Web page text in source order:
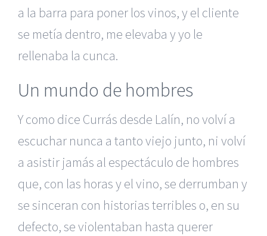
a la barra para poner los vinos, y el cliente
se metía dentro, me elevaba y yo le
rellenaba la cunca.
Un mundo de hombres
Y como dice Currás desde Lalín, no volví a
escuchar nunca a tanto viejo junto, ni volví
a asistir jamás al espectáculo de hombres
que, con las horas y el vino, se derrumban y
se sinceran con historias terribles o, en su
defecto, se violentaban hasta querer